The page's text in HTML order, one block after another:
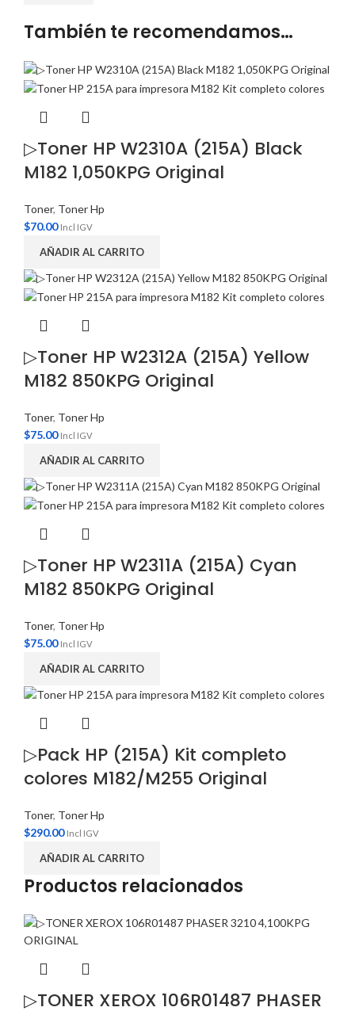
También te recomendamos…
▷Toner HP W2310A (215A) Black
M182 1,050KPG Original
Toner, Toner Hp
$70.00 Incl IGV
AÑADIR AL CARRITO
▷Toner HP W2312A (215A) Yellow
M182 850KPG Original
Toner, Toner Hp
$75.00 Incl IGV
AÑADIR AL CARRITO
▷Toner HP W2311A (215A) Cyan
M182 850KPG Original
Toner, Toner Hp
$75.00 Incl IGV
AÑADIR AL CARRITO
▷Pack HP (215A) Kit completo
colores M182/M255 Original
Toner, Toner Hp
$290.00 Incl IGV
AÑADIR AL CARRITO
Productos relacionados
▷TONER XEROX 106R01487 PHASER